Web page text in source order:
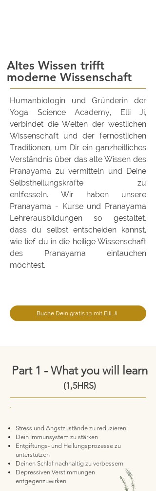
Altes Wissen trifft
moderne Wissenschaft
Humanbiologin und Gründerin der
Yoga Science Academy, Elli Ji,
verbindet die Welten der westlichen
Wissenschaft und der fernöstlichen
Traditionen, um Dir ein ganzheitliches
Verständnis über das alte Wissen des
Pranayama zu vermitteln und Deine
Selbstheilungskräfte zu
entfesseln. Wir haben unsere
Pranayama - Kurse und Pranayama
Lehrerausbildungen so gestaltet,
dass du selbst entscheiden kannst,
wie tief du in die heilige Wissenschaft
des Pranayama eintauchen
möchtest.
Buche Dein gratis 1:1 mit Elli Ji
Part 1 - What you will learn
(1,5HRS)
Stress und Angstzustände zu reduzieren
Dein Immunsystem zu stärken
Entgiftungs- und Heilungsprozesse zu
unterstützen
Deinen Schlaf nachhaltig zu verbessern
Depressiven Verstimmungen
entgegenzuwirken